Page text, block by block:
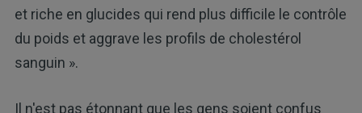
et riche en glucides qui rend plus difficile le contrôle
du poids et aggrave les profils de cholestérol
sanguin ».
Il n'est pas étonnant que les gens soient confus